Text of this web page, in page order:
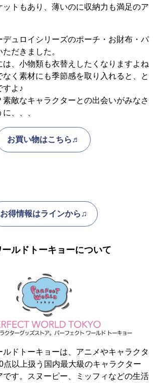
ットもあり、薄いのに収納力も満足のア
デュロイシリーズのポーチ・お財布・パ
だきました。
は、小物類も衣替えしたくなりますよね
なく素材にも季節感を取り入れると、と
すよ♪
素敵なキャラクターとの出会いがみなさ
、、、
お買い物はこちら♬
お得情報はラインから♫
ルドトーキョーについて
ドトーキョーは、アニメやキャラクタ
点以上扱う国内最大級のキャラクター
です。スヌーピー、ミッフィなどの生活